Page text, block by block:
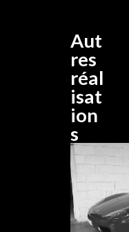
Aut
res
réal
isat
ion
s